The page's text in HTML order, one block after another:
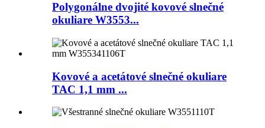
Polygonálne dvojité kovové slnečné
okuliare W3553...
Kovové a acetátové slnečné okuliare
TAC 1,1 mm ...